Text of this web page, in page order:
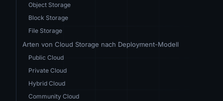
Object Storage
Block Storage
File Storage
Arten von Cloud Storage nach Deployment-Modell
Public Cloud
Private Cloud
Hybrid Cloud
Community Cloud